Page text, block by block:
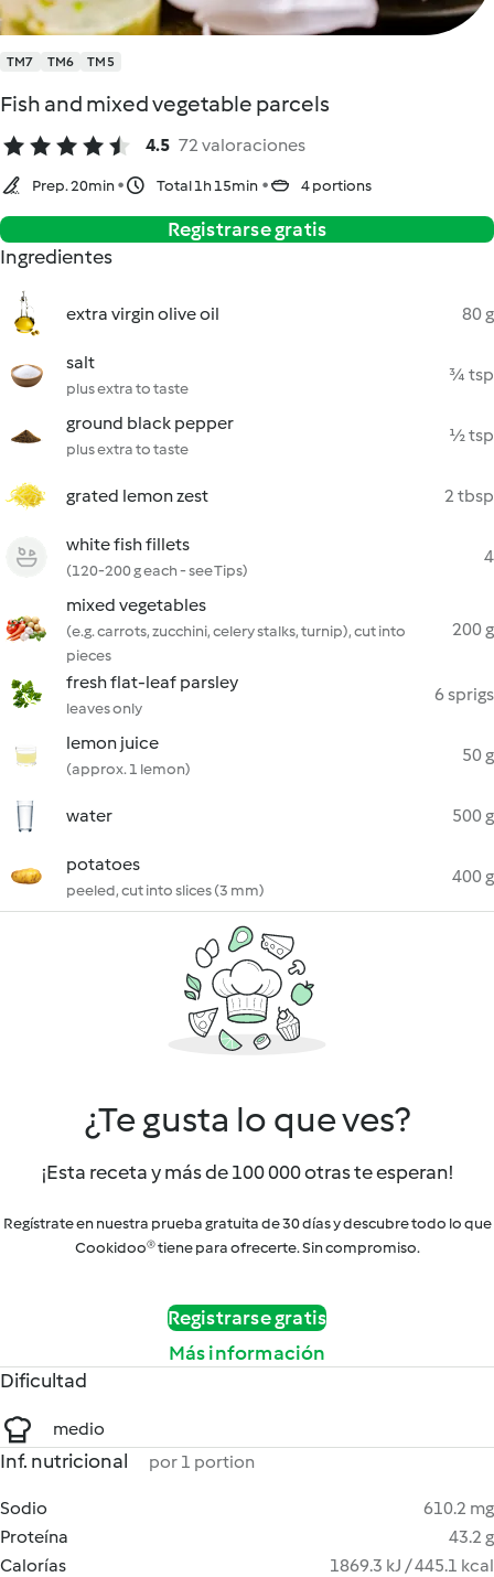
TM7 TM6 TM5
Fish and mixed vegetable parcels
4.5 72 valoraciones
Prep. 20min Total 1h 15min 4 portions
Registrarse gratis
Ingredientes
extra virgin olive oil 80 g
salt
plus extra to taste
¾ tsp
ground black pepper
plus extra to taste
½ tsp
grated lemon zest 2 tbsp
white fish fillets
(120-200 g each - see Tips)
4
mixed vegetables
(e.g. carrots, zucchini, celery stalks, turnip), cut into
pieces
200 g
fresh flat-leaf parsley
leaves only
6 sprigs
lemon juice
(approx. 1 lemon)
50 g
water 500 g
potatoes
peeled, cut into slices (3 mm)
400 g
¿Te gusta lo que ves?
¡Esta receta y más de 100 000 otras te esperan!
Regístrate en nuestra prueba gratuita de 30 días y descubre todo lo que
Cookidoo® tiene para ofrecerte. Sin compromiso.
Registrarse gratis
Más información
Dificultad
medio
Inf. nutricional por 1 portion
Sodio
610.2 mg
Proteína
43.2 g
Calorías
1869.3 kJ / 445.1 kcal